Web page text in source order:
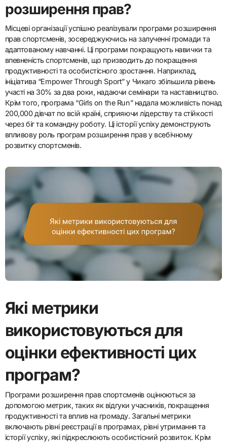
розширення прав?
Місцеві організації успішно реалізували програми розширення
прав спортсменів, зосереджуючись на залученні громади та
адаптованому навчанні. Ці програми покращують навички та
впевненість спортсменів, що призводить до покращення
продуктивності та особистісного зростання. Наприклад,
ініціатива “Empower Through Sport” у Чикаго збільшила рівень
участі на 30% за два роки, надаючи семінари та наставництво.
Крім того, програма “Girls on the Run” надала можливість понад
200,000 дівчат по всій країні, сприяючи лідерству та стійкості
через біг та командну роботу. Ці історії успіху демонструють
впливову роль програм розширення прав у всебічному
розвитку спортсменів.
Які метрики
використовуються для
оцінки ефективності цих
програм?
Програми розширення прав спортсменів оцінюються за
допомогою метрик, таких як відгуки учасників, покращення
продуктивності та вплив на громаду. Загальні метрики
включають рівні реєстрації в програмах, рівні утримання та
історії успіху, які підкреслюють особистісний розвиток. Крім